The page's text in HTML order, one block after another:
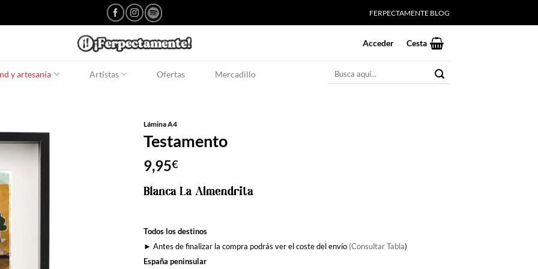
FERPECTAMENTE BLOG
Acceder Cesta
y artesanía Artistas Ofertas Mercadillo
Buscar
Lámina A4
Testamento
9,95€
Todos los destinos
► Antes de finalizar la compra podrás ver el coste del envío (Consultar Tabla)
España peninsular